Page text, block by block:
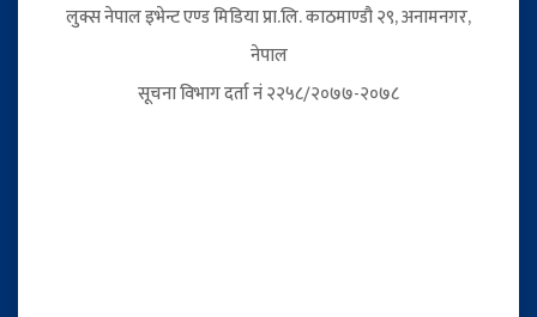
लुक्स नेपाल इभेन्ट एण्ड मिडिया प्रा.लि. काठमाण्डौ २९, अनामनगर,
नेपाल
सूचना विभाग दर्ता नं २२५८/२०७७-२०७८